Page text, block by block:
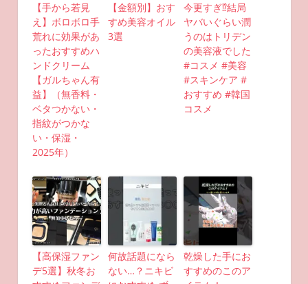
【手から若見
え】ボロボロ手
荒れに効果があ
ったおすすめハ
ンドクリーム
【ガルちゃん有
益】（無香料・
ベタつかない・
指紋がつかな
い・保湿・
2025年）
【金額別】おす
すめ美容オイル
3選
今更すぎ⁉︎結局
ヤバいぐらい潤
うのはトリデン
の美容液でした
#コスメ #美容
#スキンケア #
おすすめ #韓国
コスメ
【高保湿ファン
デ5選】秋冬お
何故話題になら
ない…？ニキビ
乾燥した手にお
すすめのこのア